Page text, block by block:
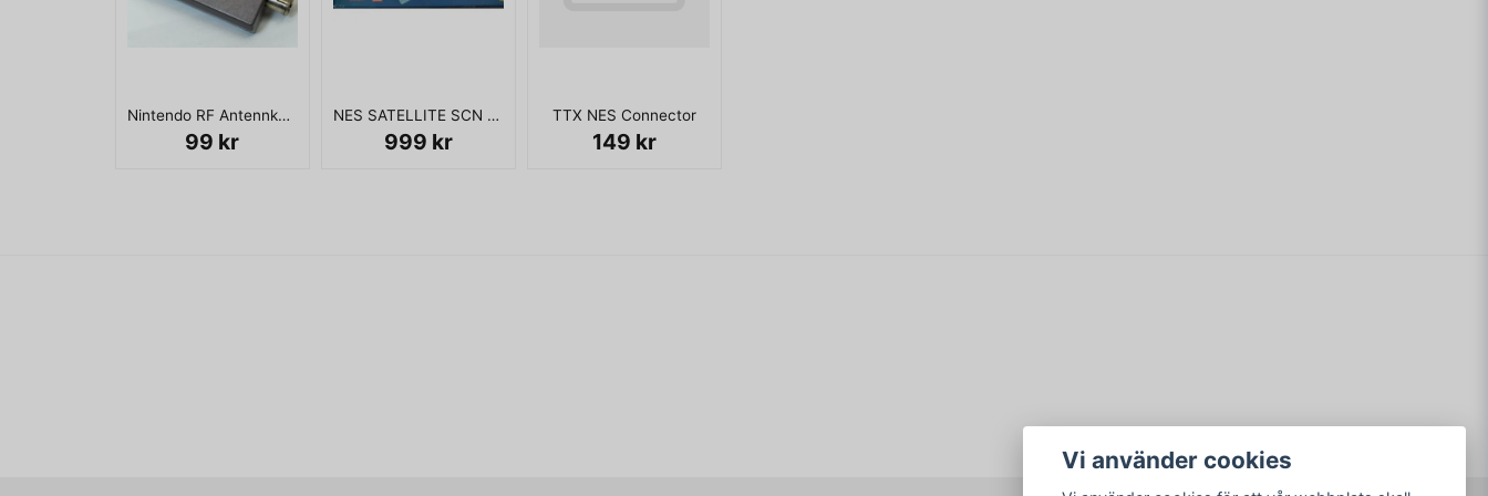
Nintendo RF Antennkabel
99 kr
NES SATELLITE SCN NY I KARTONG
999 kr
TTX NES Connector
149 kr
Vi använder cookies